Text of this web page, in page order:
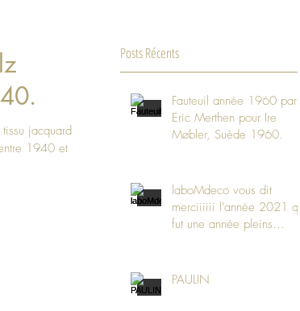
jacquard
1940 et
Posts Récents
Fauteuil année 1960 par
Eric Merthen pour Ire
Møbler, Suède 1960.
laboMdeco vous dit
merciiiiii l'année 2021 qui
fut une année pleins
PAULIN